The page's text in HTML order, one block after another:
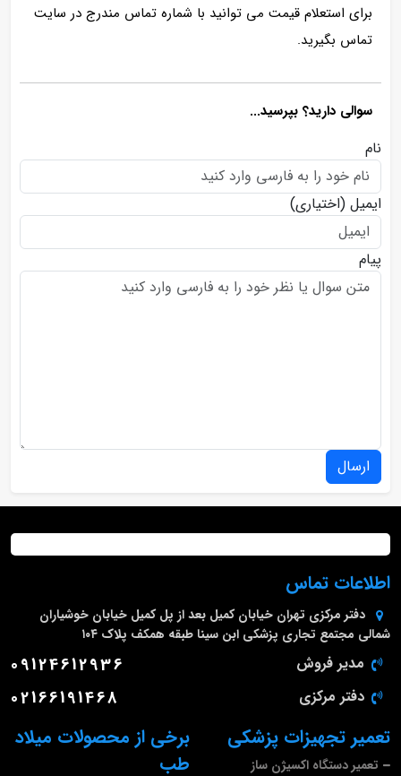
برای استعلام قیمت می توانید با شماره تماس مندرج در سایت
تماس بگیرید.
سوالی دارید؟ بپرسید...
نام
ایمیل (اختیاری)
پیام
ارسال
برخی از محصولات میلاد
طب
تعمیر تجهیزات پزشکی
تعمیر دستگاه اکسیژن ساز
اطلاعات تماس
دفتر مرکزی تهران خیابان کمیل بعد از پل کمیل خیابان خوشیاران
شمالی مجتمع تجاری پزشکی ابن سینا طبقه همکف پلاک ۱۰۴
مدیر فروش 09124612936
دفتر مرکزی 02166191468